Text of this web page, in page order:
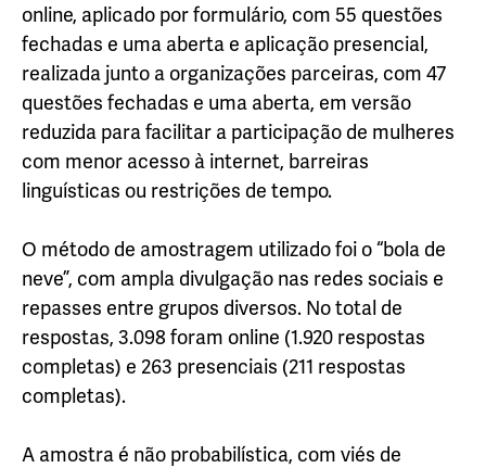
online, aplicado por formulário, com 55 questões
fechadas e uma aberta e aplicação presencial,
realizada junto a organizações parceiras, com 47
questões fechadas e uma aberta, em versão
reduzida para facilitar a participação de mulheres
com menor acesso à internet, barreiras
linguísticas ou restrições de tempo.
O método de amostragem utilizado foi o “bola de
neve”, com ampla divulgação nas redes sociais e
repasses entre grupos diversos. No total de
respostas, 3.098 foram online (1.920 respostas
completas) e 263 presenciais (211 respostas
completas).
A amostra é não probabilística, com viés de